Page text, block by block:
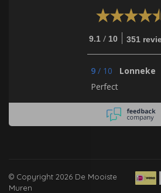
9.1 / 10 351
9 / 10
Lonneke
Perfect
© Copyright 2026 De Mooiste
Muren